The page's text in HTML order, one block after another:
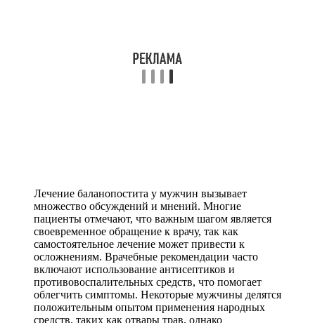
Лечение баланопостита у мужчин вызывает
множество обсуждений и мнений. Многие
пациенты отмечают, что важным шагом является
своевременное обращение к врачу, так как
самостоятельное лечение может привести к
осложнениям. Врачебные рекомендации часто
включают использование антисептиков и
противовоспалительных средств, что помогает
облегчить симптомы. Некоторые мужчины делятся
положительным опытом применения народных
средств, таких как отвары трав, однако